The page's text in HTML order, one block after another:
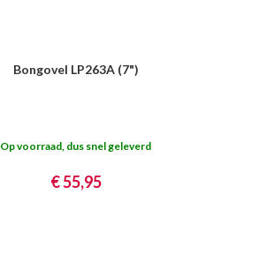
Bongovel LP263A (7")
Op voorraad, dus snel geleverd
€ 55,95